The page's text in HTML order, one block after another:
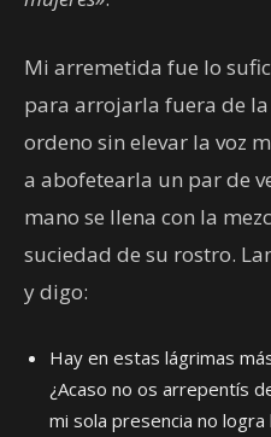
Mi arremetida fue lo
para arrojarla fuera de la
ordeno sin elevar la voz
a abofetearla un par de
mano se llena con la
suciedad de su rostro.
y digo:
Hay en estas lágrimas
¿Acaso no os arrepentís
mi sola presencia no